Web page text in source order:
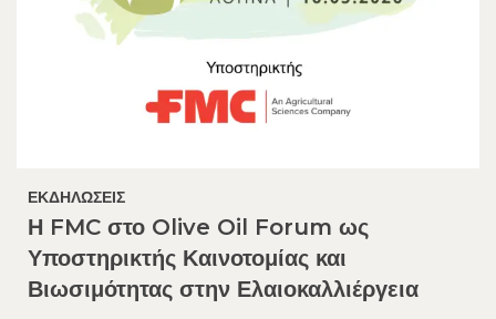
ΕΚΔΗΛΏΣΕΙΣ
Η FMC στο Olive Oil Forum ως
Υποστηρικτής Καινοτομίας και
Βιωσιμότητας στην Ελαιοκαλλιέργεια